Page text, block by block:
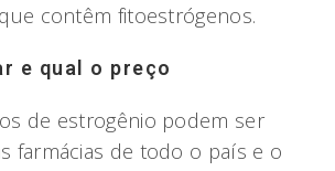
contêm fitoestrógenos.
e qual o preço
de estrogênio podem ser
farmácias de todo o país e o